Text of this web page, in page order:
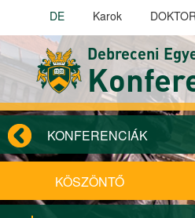
Ugrás a tartalomra
DE Karok
Debreceni
KONFERENCIÁK
KÖSZÖNTŐ